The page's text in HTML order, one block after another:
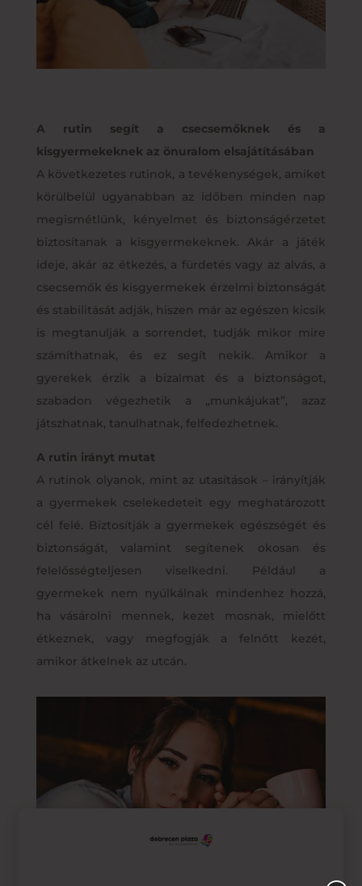
A rutin segít a csecsemőknek és a
kisgyermekeknek az önuralom elsajátításában
A következetes rutinok, a tevékenységek, amiket
körülbelül ugyanabban az időben minden nap
megismétlünk, kényelmet és biztonságérzetet
biztosítanak a kisgyermekeknek. Akár a játék
ideje, akár az étkezés, a fürdetés vagy az alvás, a
csecsemők és kisgyermekek érzelmi biztonságát
és stabilitását adják, hiszen már az egészen kicsik
is megtanulják a sorrendet, tudják mikor mire
számíthatnak, és ez segít nekik. Amikor a
gyerekek érzik a bizalmat és a biztonságot,
szabadon végezhetik a „munkájukat”, azaz
játszhatnak, tanulhatnak, felfedezhetnek.
A rutin irányt mutat
A rutinok olyanok, mint az utasítások – irányítják
a gyermekek cselekedeteit egy meghatározott
cél felé. Biztosítják a gyermekek egészségét és
biztonságát, valamint segítenek okosan és
felelősségteljesen viselkedni. Például a
gyermekek nem nyúlkálnak mindenhez hozzá,
ha vásárolni mennek, kezet mosnak, mielőtt
étkeznek, vagy megfogják a felnőtt kezét,
amikor átkelnek az utcán.